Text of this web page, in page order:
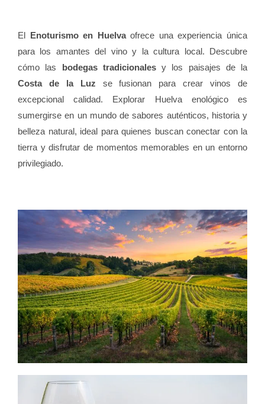
El Enoturismo en Huelvaofrece una experiencia única
para los amantes del vino y la cultura local. Descubre
cómo las
bodegas tradicionalesy los paisajes de la
Costa de la Luz se fusionan para crear vinos de
excepcional calidad. Explorar Huelva enológico es
sumergirse en un mundo de sabores auténticos, historia y
belleza natural, ideal para quienes buscan conectar con la
tierra y disfrutar de momentos memorables en un entorno
privilegiado.